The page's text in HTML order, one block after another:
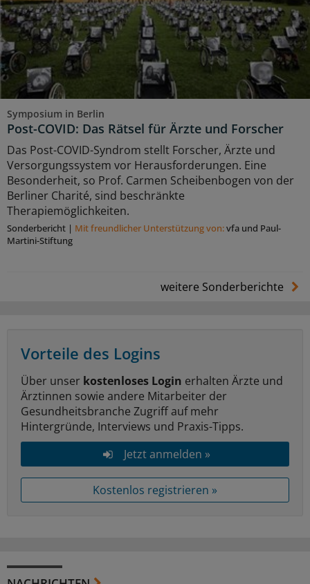
Symposium in Berlin
Post-COVID: Das Rätsel für Ärzte und Forscher
Das Post-COVID-Syndrom stellt Forscher, Ärzte und
Versorgungssystem vor Herausforderungen. Eine
Besonderheit, so Prof. Carmen Scheibenbogen von der
Berliner Charité, sind beschränkte
Therapiemöglichkeiten.
Sonderbericht | Mit freundlicher Unterstützung von:vfa und Paul-
Martini-Stiftung
weitere Sonderberichte
Vorteile des Logins
Über unser kostenloses Login erhalten Ärzte und
Ärztinnen sowie andere Mitarbeiter der
Gesundheitsbranche Zugriff auf mehr
Hintergründe, Interviews und Praxis-Tipps.
Jetzt anmelden »
Kostenlos registrieren »